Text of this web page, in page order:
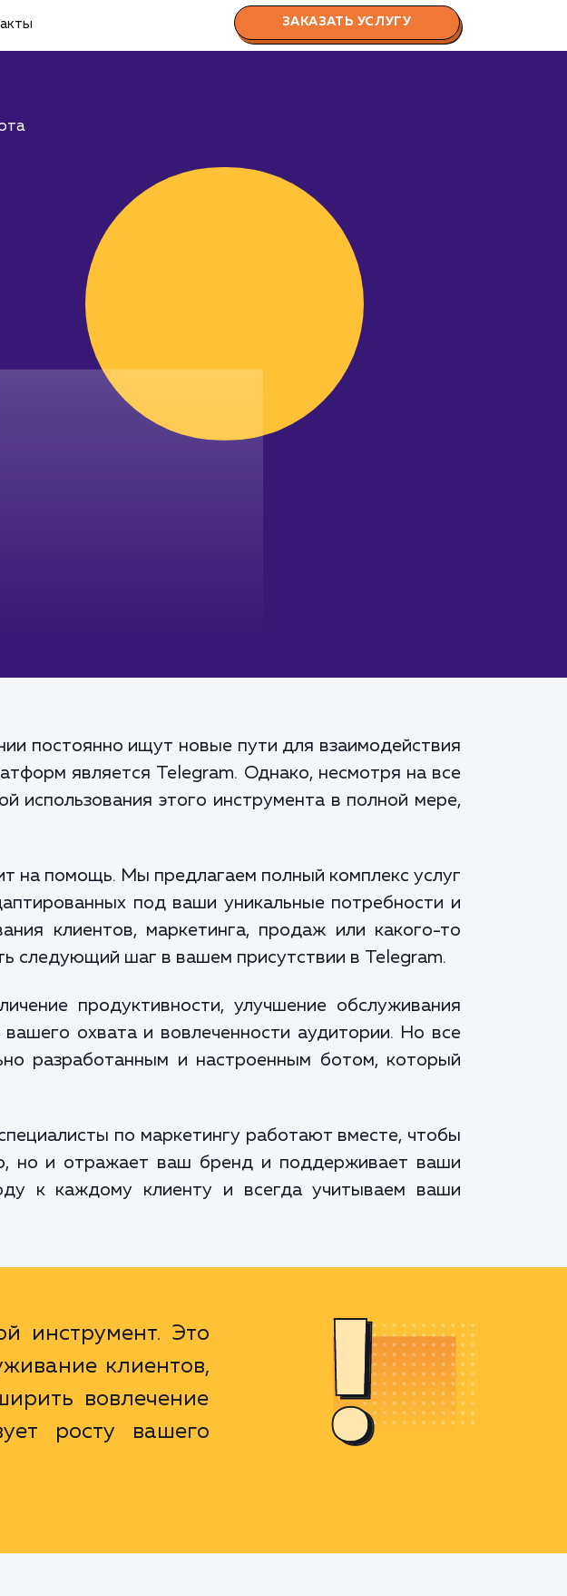
ЗАКАЗАТЬ УСЛУГУ
постоянно ищут новые пути для взаимодействия
является Telegram. Однако, несмотря на все
использования этого инструмента в полной мере,
на помощь. Мы предлагаем полный комплекс услуг
под ваши уникальные потребности и
клиентов, маркетинга, продаж или какого-то
следующий шаг в вашем присутствии в Telegram.
продуктивности, улучшение обслуживания
охвата и вовлеченности аудитории. Но все
разработанным и настроенным ботом, который
по маркетингу работают вместе, чтобы
но и отражает ваш бренд и поддерживает ваши
к каждому клиенту и всегда учитываем ваши
инструмент. Это
клиентов,
вовлечение
росту вашего